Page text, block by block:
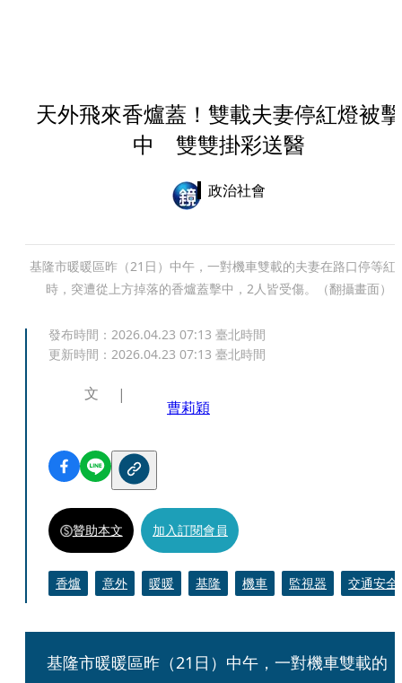
天外飛來香爐蓋！雙載夫妻停紅燈被擊
中 雙雙掛彩送醫
政治社會
基隆市暖暖區昨（21日）中午，一對機車雙載的夫妻在路口停等紅
時，突遭從上方掉落的香爐蓋擊中，2人皆受傷。（翻攝畫面）
發布時間： 2026.04.23 07:13 臺北時間
更新時間： 2026.04.23 07:13 臺北時間
文
曹莉穎
贊助本文 加入訂閱會員
香爐 意外 暖暖 基隆 機車 監視器 交通安全
基隆市暖暖區昨（21日）中午，一對機車雙載的